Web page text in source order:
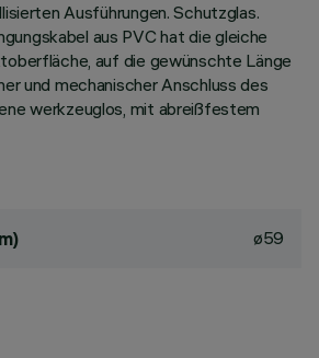
Ausführungen. Schutzglas.
aus PVC hat die gleiche
auf die gewünschte Länge
und mechanischer Anschluss des
werkzeuglos, mit abreißfestem
ø59